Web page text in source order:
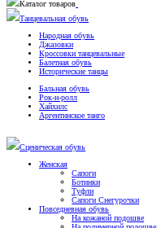
Каталог товаров
Танцевальная обувь
Народная обувь
Джазовки
Кроссовки танцевальные
Балетная обувь
Исторические танцы
Бальная обувь
Рок-н-ролл
Хайхилс
Аргентинское танго
Сценическая обувь
Женская
Сапоги
Ботинки
Туфли
Сапоги Снегурочки
Повседневная обувь
На кожаной подошве